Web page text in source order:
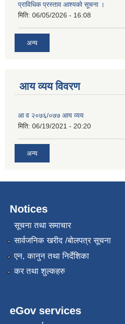
प्राविधिक प्रस्ताव आश्यको सूचना ।
मिति: 06/05/2026 - 16:08
अन्य
आय व्यय विवरण
आ व २०७६/०७७ आय व्यय
मिति: 06/19/2021 - 20:20
अन्य
Notices
सूचना तथा समाचार
सार्वजनिक खरीद /बोलपत्र सूचना
एन, कानुन तथा निर्देशिका
कर तथा शुल्कहरु
eGov services